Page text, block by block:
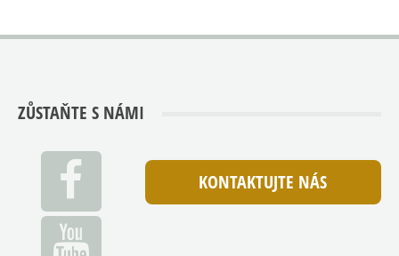
ZŮSTAŇTE S NÁMI
KONTAKTUJTE NÁS